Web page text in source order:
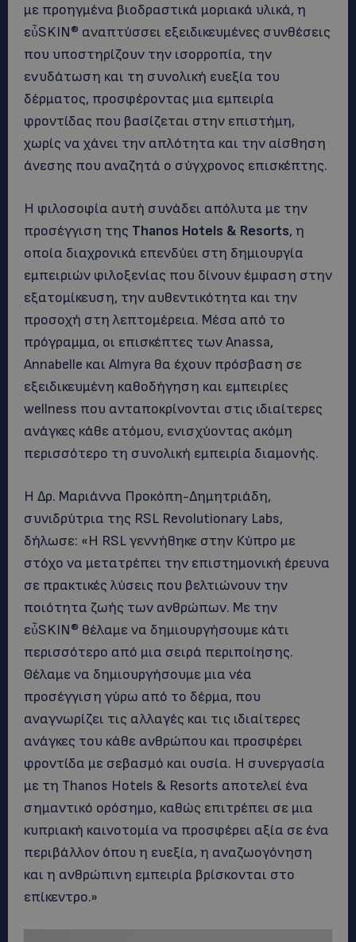
με προηγμένα βιοδραστικά μοριακά υλικά, η
εὖSKIN® αναπτύσσει εξειδικευμένες συνθέσεις
που υποστηρίζουν την ισορροπία, την
ενυδάτωση και τη συνολική ευεξία του
δέρματος, προσφέροντας μια εμπειρία
φροντίδας που βασίζεται στην επιστήμη,
χωρίς να χάνει την απλότητα και την αίσθηση
άνεσης που αναζητά ο σύγχρονος επισκέπτης.
Η φιλοσοφία αυτή συνάδει απόλυτα με την
προσέγγιση της Thanos Hotels & Resorts, η
οποία διαχρονικά επενδύει στη δημιουργία
εμπειριών φιλοξενίας που δίνουν έμφαση στην
εξατομίκευση, την αυθεντικότητα και την
προσοχή στη λεπτομέρεια. Μέσα από το
πρόγραμμα, οι επισκέπτες των Anassa,
Annabelle και Almyra θα έχουν πρόσβαση σε
εξειδικευμένη καθοδήγηση και εμπειρίες
wellness που ανταποκρίνονται στις ιδιαίτερες
ανάγκες κάθε ατόμου, ενισχύοντας ακόμη
περισσότερο τη συνολική εμπειρία διαμονής.
Η Δρ. Μαριάννα Προκόπη-Δημητριάδη,
συνιδρύτρια της RSL Revolutionary Labs,
δήλωσε: «Η RSL γεννήθηκε στην Κύπρο με
στόχο να μετατρέπει την επιστημονική έρευνα
σε πρακτικές λύσεις που βελτιώνουν την
ποιότητα ζωής των ανθρώπων. Με την
εὖSKIN® θέλαμε να δημιουργήσουμε κάτι
περισσότερο από μια σειρά περιποίησης.
Θέλαμε να δημιουργήσουμε μια νέα
προσέγγιση γύρω από το δέρμα, που
αναγνωρίζει τις αλλαγές και τις ιδιαίτερες
ανάγκες του κάθε ανθρώπου και προσφέρει
φροντίδα με σεβασμό και ουσία. Η συνεργασία
με τη Thanos Hotels & Resorts αποτελεί ένα
σημαντικό ορόσημο, καθώς επιτρέπει σε μια
κυπριακή καινοτομία να προσφέρει αξία σε ένα
περιβάλλον όπου η ευεξία, η αναζωογόνηση
και η ανθρώπινη εμπειρία βρίσκονται στο
επίκεντρο.»